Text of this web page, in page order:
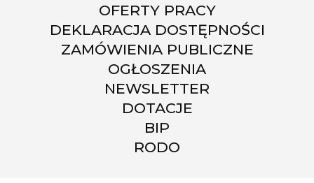
OFERTY PRACY
DEKLARACJA DOSTĘPNOŚCI
ZAMÓWIENIA PUBLICZNE
OGŁOSZENIA
NEWSLETTER
DOTACJE
BIP
RODO